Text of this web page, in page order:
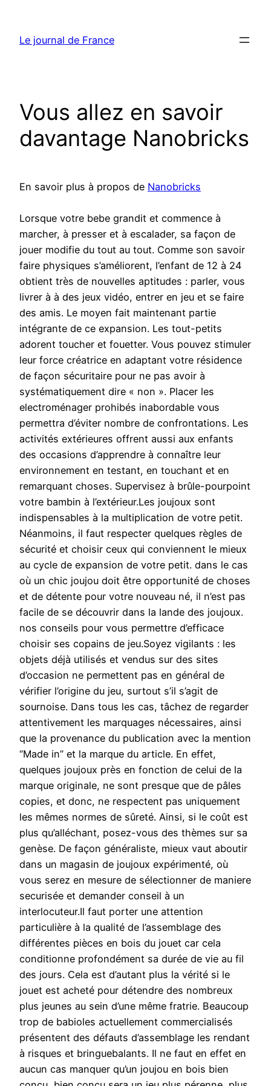
contenu
Le journal de France
Vous allez en savoir
davantage Nanobricks
En savoir plus à propos de Nanobricks
Lorsque votre bebe grandit et commence à
marcher, à presser et à escalader, sa façon de
jouer modifie du tout au tout. Comme son savoir
faire physiques s’améliorent, l’enfant de 12 à 24
obtient très de nouvelles aptitudes : parler, vous
livrer à à des jeux vidéo, entrer en jeu et se faire
des amis. Le moyen fait maintenant partie
intégrante de ce expansion. Les tout-petits
adorent toucher et fouetter. Vous pouvez stimuler
leur force créatrice en adaptant votre résidence
de façon sécuritaire pour ne pas avoir à
systématiquement dire « non ». Placer les
electroménager prohibés inabordable vous
permettra d’éviter nombre de confrontations. Les
activités extérieures offrent aussi aux enfants
des occasions d’apprendre à connaître leur
environnement en testant, en touchant et en
remarquant choses. Supervisez à brûle-pourpoint
votre bambin à l’extérieur.Les joujoux sont
indispensables à la multiplication de votre petit.
Néanmoins, il faut respecter quelques règles de
sécurité et choisir ceux qui conviennent le mieux
au cycle de expansion de votre petit. dans le cas
où un chic joujou doit être opportunité de choses
et de détente pour votre nouveau né, il n’est pas
facile de se découvrir dans la lande des joujoux.
nos conseils pour vous permettre d’efficace
choisir ses copains de jeu.Soyez vigilants : les
objets déjà utilisés et vendus sur des sites
d’occasion ne permettent pas en général de
vérifier l’origine du jeu, surtout s’il s’agit de
sournoise. Dans tous les cas, tâchez de regarder
attentivement les marquages nécessaires, ainsi
que la provenance du publication avec la mention
“Made in” et la marque du article. En effet,
quelques joujoux près en fonction de celui de la
marque originale, ne sont presque que de pâles
copies, et donc, ne respectent pas uniquement
les mêmes normes de sûreté. Ainsi, si le coût est
plus qu’alléchant, posez-vous des thèmes sur sa
genèse. De façon généraliste, mieux vaut aboutir
dans un magasin de joujoux expérimenté, où
vous serez en mesure de sélectionner de maniere
securisée et demander conseil à un
interlocuteur.Il faut porter une attention
particulière à la qualité de l’assemblage des
différentes pièces en bois du jouet car cela
conditionne profondément sa durée de vie au fil
des jours. Cela est d’autant plus la vérité si le
jouet est acheté pour détendre des nombreux
plus jeunes au sein d’une même fratrie. Beaucoup
trop de babioles actuellement commercialisés
présentent des défauts d’assemblage les rendant
à risques et bringuebalants. Il ne faut en effet en
aucun cas manquer qu’un joujou en bois bien